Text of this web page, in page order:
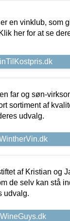
en vinklub, som
her for at se
far og søn-
sortiment af
udvalg.
af Kristian og
de selv kan stå
udvalg.